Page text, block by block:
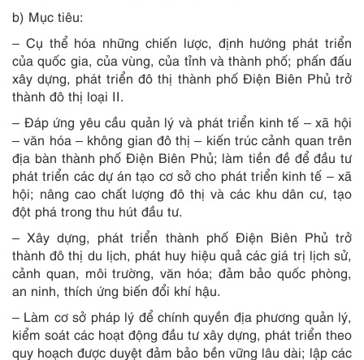
b) Mục tiêu:
– Cụ thể hóa những chiến lược, định hướng phát triển
của quốc gia, của vùng, của tỉnh và thành phố; phấn đấu
xây dựng, phát triển đô thị thành phố Điện Biên Phủ trở
thành đô thị loại II.
– Đáp ứng yêu cầu quản lý và phát triển kinh tế – xã hội
– văn hóa – không gian đô thị – kiến trúc cảnh quan trên
địa bàn thành phố Điện Biên Phủ; làm tiền đề để đầu tư
phát triển các dự án tạo cơ sở cho phát triển kinh tế – xã
hội; nâng cao chất lượng đô thị và các khu dân cư, tạo
đột phá trong thu hút đầu tư.
– Xây dựng, phát triển thành phố Điện Biên Phủ trở
thành đô thị du lịch, phát huy hiệu quả các giá trị lịch sử,
cảnh quan, môi trường, văn hóa; đảm bảo quốc phòng,
an ninh, thích ứng biến đổi khí hậu.
– Làm cơ sở pháp lý để chính quyền địa phương quản lý,
kiểm soát các hoạt động đầu tư xây dựng, phát triển theo
quy hoạch được duyệt đảm bảo bền vững lâu dài; lập các